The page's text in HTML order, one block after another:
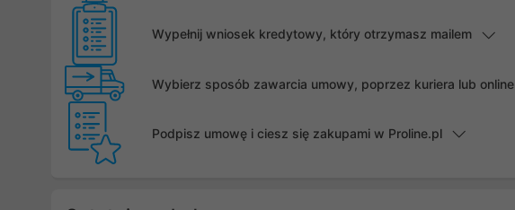
Wypełnij wniosek kredytowy, który otrzymasz mailem
Wybierz sposób zawarcia umowy, poprzez kuriera lub online
Podpisz umowę i ciesz się zakupami w Proline.pl